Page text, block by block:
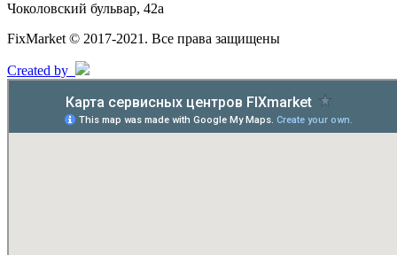
Чоколовский бульвар, 42а
FixMarket © 2017-2021. Все права защищены
Created by